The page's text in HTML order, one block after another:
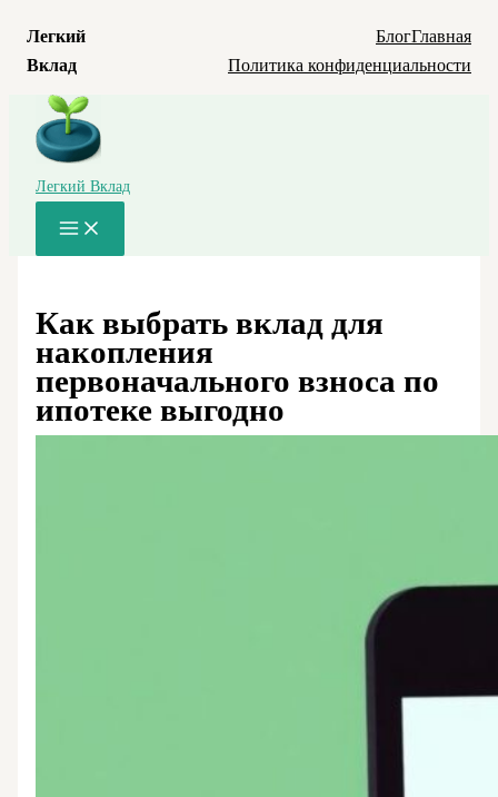
Легкий
Вклад
БлогГлавная
Политика конфиденциальности
Перейти
содержимому
Легкий Вклад
Main
Menu
Как выбрать вклад для
накопления
первоначального взноса по
ипотеке выгодно